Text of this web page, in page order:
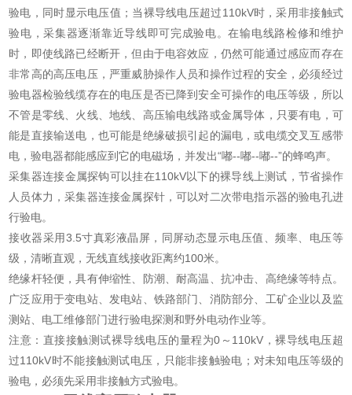
验电，同时显示电压值；当裸导线电压超过110kV时，采用非接触式
验电，采集器逐渐靠近导线即可完成验电。在输电线路检修和维护
时，即使线路已经断开，但由于电容效应，仍然可能通过感应而存在
非常高的高压电压，严重威胁操作人员和操作过程的安全，必须经过
验电器检验线缆存在的电压是否已降到安全可操作的电压等级，所以
不管是零线、火线、地线、高压输电线路或金属导体，只要有电，可
能是直接输送电，也可能是绝缘破损引起的漏电，或电缆交叉互感带
电，验电器都能感应到它的电磁场，并发出“嘟--嘟--嘟--”的蜂鸣声。
采集器连接金属探钩可以挂在110kV以下的裸导线上测试，节省操作
人员体力，采集器连接金属探针，可以对二次带电指示器的验电孔进
行验电。
接收器采用3.5寸真彩液晶屏，同屏动态显示电压值、频率、电压等
级，清晰直观，无线直线接收距离约100米。
绝缘杆轻便，具有伸缩性、防潮、耐高温、抗冲击、高绝缘等特点。
广泛应用于变电站、发电站、铁路部门、消防部分、工矿企业以及监
测站、电工维修部门进行验电探测和野外电动作业等。
注意：直接接触测试裸导线电压的量程为0～110kV，裸导线电压超
过110kV时不能接触测试电压，只能非接触验电；对未知电压等级的
验电，必须先采用非接触方式验电。